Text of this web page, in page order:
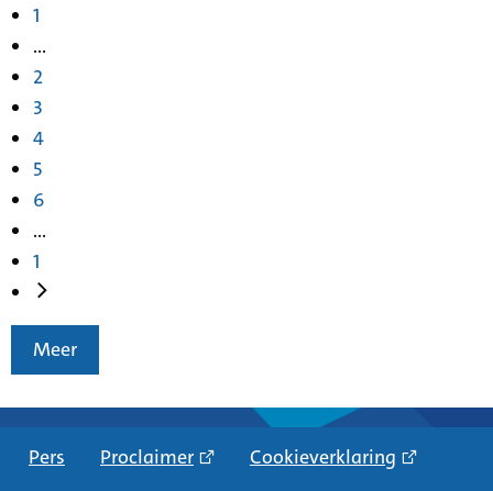
1
...
2
3
4
5
6
...
1
Meer
Pers Proclaimer Cookieverklaring